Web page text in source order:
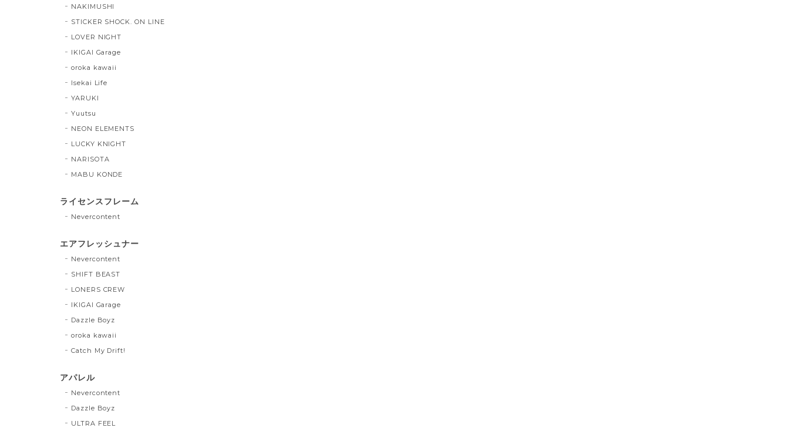
NAKIMUSHI
STICKER SHOCK. ON LINE
LOVER NIGHT
IKIGAI Garage
oroka kawaii
Isekai Life
YARUKI
Yuutsu
NEON ELEMENTS
LUCKY KNIGHT
NARISOTA
MABU KONDE
ライセンスフレーム
Nevercontent
エアフレッシュナー
Nevercontent
SHIFT BEAST
LONERS CREW
IKIGAI Garage
Dazzle Boyz
oroka kawaii
Catch My Drift!
アパレル
Nevercontent
Dazzle Boyz
ULTRA FEEL